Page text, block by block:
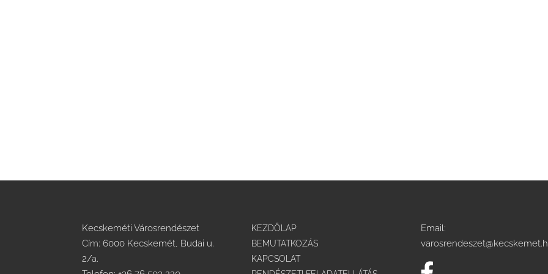
Kecskeméti Városrendészet
Cím: 6000 Kecskemét, Budai u.
2/a.
KEZDŐLAP
BEMUTATKOZÁS
KAPCSOLAT
Email: